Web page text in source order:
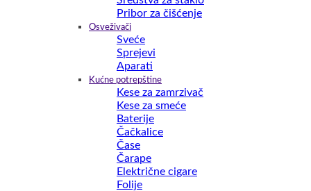
Pribor za čišćenje
Osveživači
Sveće
Sprejevi
Aparati
Kućne potrepštine
Kese za zamrzivač
Kese za smeće
Baterije
Čačkalice
Čase
Čarape
Električne cigare
Folije